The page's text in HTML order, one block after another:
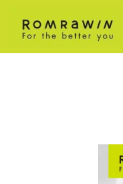
เนื้อหา